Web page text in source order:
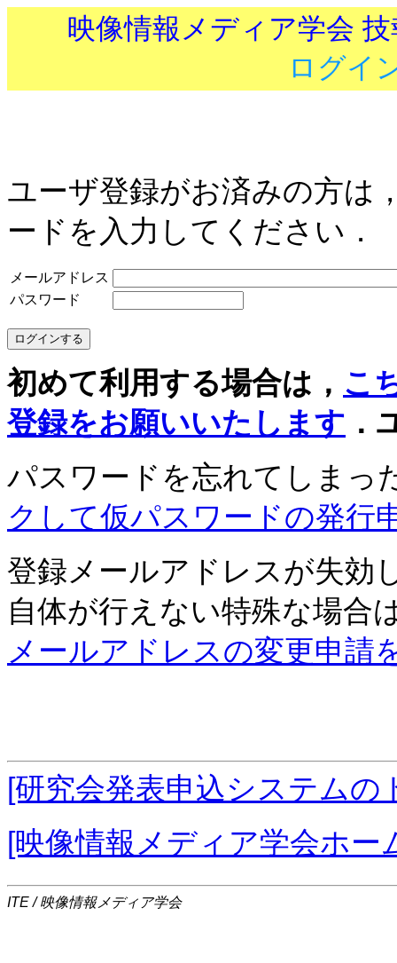
映像情報メディア学会
ログイ
ユーザ登録がお済みの方は
ードを入力してください．
メールアドレス
パスワード
初めて利用する場合は， こ
登録をお願いいたします ．
パスワードを忘れてしまっ
クして仮パスワードの発行
登録メールアドレスが失効
自体が行えない特殊な場合
メールアドレスの変更申請
[研究会発表申込システム
[映像情報メディア学会ホー
ITE / 映像情報メディア学会